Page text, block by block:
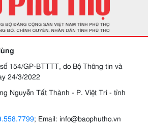
154/GP-BTTTT, do Bộ Thông tin và
24/3/2022
Nguyễn Tất Thành - P. Việt Trì - tỉnh
; Email: info@baophutho.vn